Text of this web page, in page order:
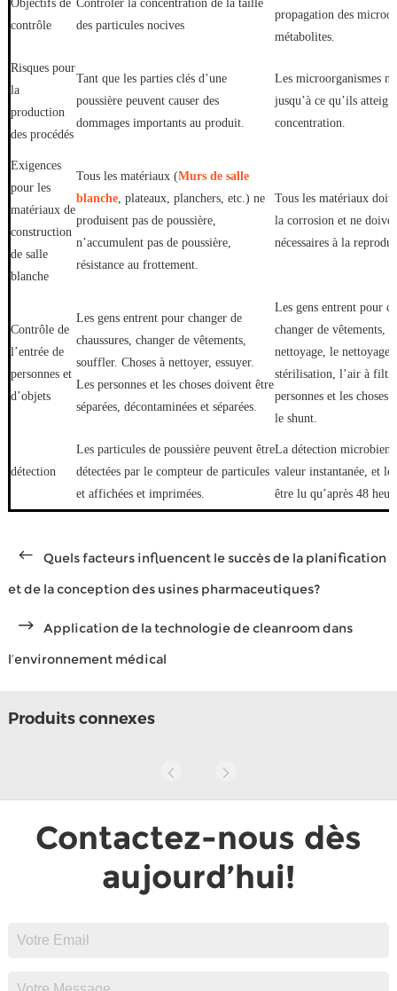
Objectifs de
contrôle
Contrôler la concentration de la taille
des particules nocives
propagation des
métabolites.
Risques pour
la
production
des procédés
Tant que les parties clés d’une
poussière peuvent causer des
dommages importants au produit.
Les microorganismes
jusqu’à ce qu’ils
concentration.
Exigences
pour les
matériaux de
construction
de salle
blanche
Tous les matériaux (Murs de salle
blanche, plateaux, planchers, etc.) ne
produisent pas de poussière,
n’accumulent pas de poussière,
résistance au frottement.
Tous les matériaux
la corrosion et ne
nécessaires à la
Contrôle de
l’entrée de
personnes et
d’objets
Les gens entrent pour changer de
chaussures, changer de vêtements,
souffler. Choses à nettoyer, essuyer.
Les personnes et les choses doivent être
séparées, décontaminées et séparées.
Les gens entrent pour
changer de vêtements,
nettoyage, le
stérilisation, l’air à
personnes et les
le shunt.
détection
Les particules de poussière peuvent être
détectées par le compteur de particules
et affichées et imprimées.
La détection
valeur instantanée, et
être lu qu’après 48
Quels facteurs influencent le succès de la planification
et de la conception des usines pharmaceutiques?
Application de la technologie de cleanroom dans
l’environnement médical
Produits connexes
Contactez-nous dès
aujourd’hui!